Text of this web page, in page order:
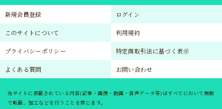
新規会員登録 ログイン
このサイトについて 利用規約
プライバシーポリシー 特定商取引法に基づく表示
よくある質問 お問い合わせ
当サイトに掲載されている内容(記事・画像・動画・音声データ等)はすべてにおいて無断
で転載、加工などを行うことを禁じます。